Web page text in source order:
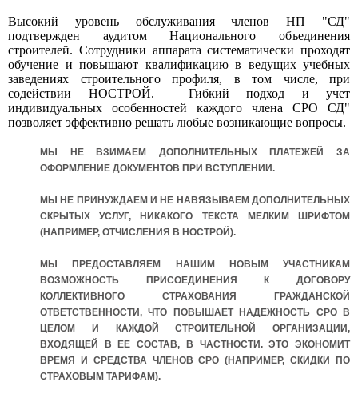
Высокий уровень обслуживания членов НП "СД"
подтвержден аудитом Национального объединения
строителей. Сотрудники аппарата систематически проходят
обучение и повышают квалификацию в ведущих учебных
заведениях строительного профиля, в том числе, при
содействии НОСТРОЙ. Гибкий подход и учет
индивидуальных особенностей каждого члена СРО СД"
позволяет эффективно решать любые возникающие вопросы.
МЫ НЕ ВЗИМАЕМ ДОПОЛНИТЕЛЬНЫХ ПЛАТЕЖЕЙ ЗА
ОФОРМЛЕНИЕ ДОКУМЕНТОВ ПРИ ВСТУПЛЕНИИ.
МЫ НЕ ПРИНУЖДАЕМ И НЕ НАВЯЗЫВАЕМ ДОПОЛНИТЕЛЬНЫХ
СКРЫТЫХ УСЛУГ, НИКАКОГО ТЕКСТА МЕЛКИМ ШРИФТОМ
(НАПРИМЕР, ОТЧИСЛЕНИЯ В НОСТРОЙ).
МЫ ПРЕДОСТАВЛЯЕМ НАШИМ НОВЫМ УЧАСТНИКАМ
ВОЗМОЖНОСТЬ ПРИСОЕДИНЕНИЯ К ДОГОВОРУ
КОЛЛЕКТИВНОГО СТРАХОВАНИЯ ГРАЖДАНСКОЙ
ОТВЕТСТВЕННОСТИ, ЧТО ПОВЫШАЕТ НАДЕЖНОСТЬ СРО В
ЦЕЛОМ И КАЖДОЙ СТРОИТЕЛЬНОЙ ОРГАНИЗАЦИИ,
ВХОДЯЩЕЙ В ЕЕ СОСТАВ, В ЧАСТНОСТИ. ЭТО ЭКОНОМИТ
ВРЕМЯ И СРЕДСТВА ЧЛЕНОВ СРО (НАПРИМЕР, СКИДКИ ПО
СТРАХОВЫМ ТАРИФАМ).